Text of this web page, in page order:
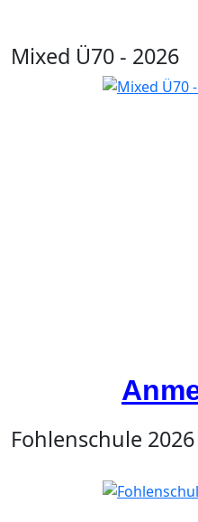
Mixed Ü70 - 2026
Fohlenschule 2026